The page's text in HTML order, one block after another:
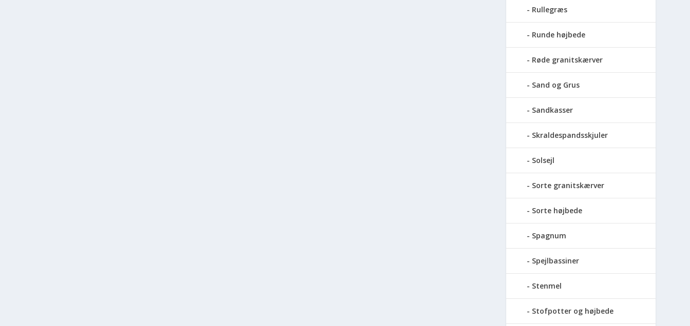
Rullegræs
Runde højbede
Røde granitskærver
Sand og Grus
Sandkasser
Skraldespandsskjuler
Solsejl
Sorte granitskærver
Sorte højbede
Spagnum
Spejlbassiner
Stenmel
Stofpotter og højbede